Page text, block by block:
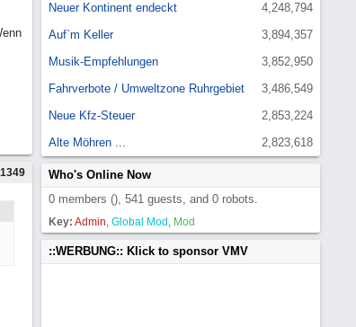
4,248,794
Neuer Kontinent endeckt
3,894,357
Auf`m Keller
3,852,950
Musik-Empfehlungen
3,486,549
Fahrverbote / Umweltzone Ruhrgebiet
2,853,224
Neue Kfz-Steuer
2,823,618
Alte Möhren ...
Who's Online Now
0 members (), 541 guests, and 0 robots.
Key: Admin, Global Mod , Mod
::WERBUNG:: Klick to sponsor VMV